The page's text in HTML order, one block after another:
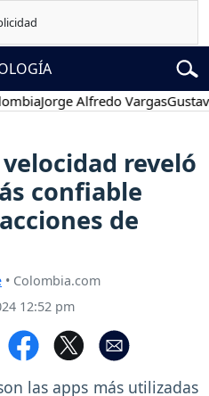
Jorge Alfredo VargasGustavo
reveló
confiable
de
• Colombia.com
12:52 pm